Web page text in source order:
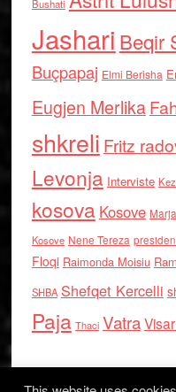
Bushati
Jashari Beqir
Buçpapaj Elmi Berisha
Eugjen Merlika
shkreli Fritz
Levonja Interviste
kosova Kosove
Kosove Nene Tereza
Floqi Raimonda Moisiu
SHBA Shefqet Kercelli
Paja Thaci Vatra